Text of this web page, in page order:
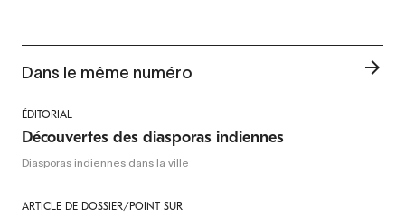
Dans le même numéro
ÉDITORIAL
Découvertes des diasporas indiennes
Diasporas indiennes dans la ville
ARTICLE DE DOSSIER/POINT SUR